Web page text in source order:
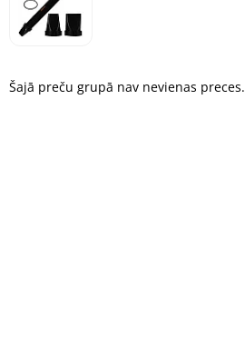
Šajā preču grupā nav nevienas preces.